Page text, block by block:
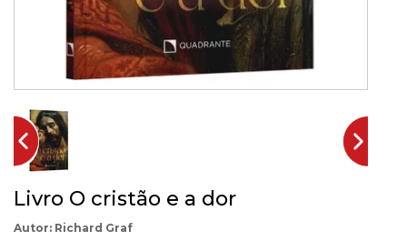
Livro O cristão e a dor
Richard Graf